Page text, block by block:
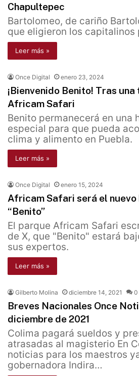
Chapultepec
Bartolomeo, de cariño
que eligieron los capitalinos
Leer más »
Once Digital enero 23, 2024
¡Bienvenido Benito! Tras
Africam Safari
Benito permanecerá en una
especial para que pueda
clima y alimento en Puebla.
Leer más »
Once Digital enero 15, 2024
Africam Safari será el
“Benito”
El parque Africam Safari
de X, que "Benito" estará
sus expertos.
Leer más »
Gilberto Molina diciembre 14, 2021 0
Breves Nacionales Once
diciembre de 2021
Colima pagará sueldos y
atrasadas al magisterio En
noticias para los maestros
gobernadora Indira…